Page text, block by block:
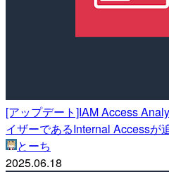
[アップデート]IAM Access
イザーであるInternal Accessが
とーち
2025.06.18